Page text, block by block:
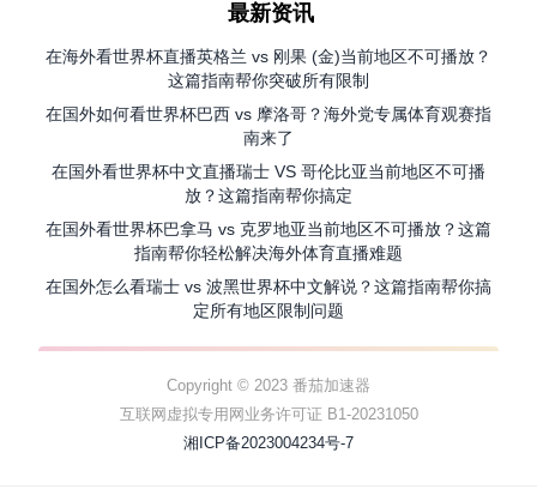
最新资讯
在海外看世界杯直播英格兰 vs 刚果 (金)当前地区不可播放？
这篇指南帮你突破所有限制
在国外如何看世界杯巴西 vs 摩洛哥？海外党专属体育观赛指
南来了
在国外看世界杯中文直播瑞士 VS 哥伦比亚当前地区不可播
放？这篇指南帮你搞定
在国外看世界杯巴拿马 vs 克罗地亚当前地区不可播放？这篇
指南帮你轻松解决海外体育直播难题
在国外怎么看瑞士 vs 波黑世界杯中文解说？这篇指南帮你搞
定所有地区限制问题
Copyright © 2023 番茄加速器
互联网虚拟专用网业务许可证 B1-20231050
湘ICP备2023004234号-7